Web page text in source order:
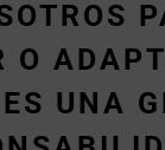
O
UNA